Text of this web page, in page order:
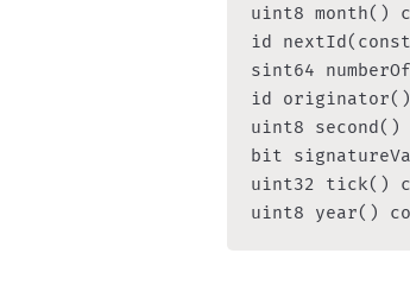
uint8 month()
id
sint64
id originator()
uint8
bit
uint32 tick()
uint8 year()